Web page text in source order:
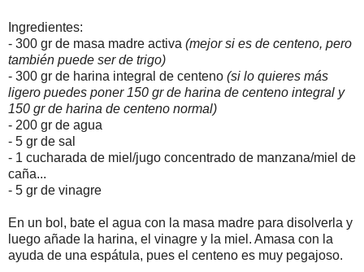
Ingredientes:
- 300 gr de masa madre activa (mejor si es de centeno, pero
también puede ser de trigo)
- 300 gr de harina integral de centeno (si lo quieres más
ligero puedes poner 150 gr de harina de centeno integral y
150 gr de harina de centeno normal)
- 200 gr de agua
- 5 gr de sal
- 1 cucharada de miel/jugo concentrado de manzana/miel de
caña...
- 5 gr de vinagre
En un bol, bate el agua con la masa madre para disolverla y
luego añade la harina, el vinagre y la miel. Amasa con la
ayuda de una espátula, pues el centeno es muy pegajoso.